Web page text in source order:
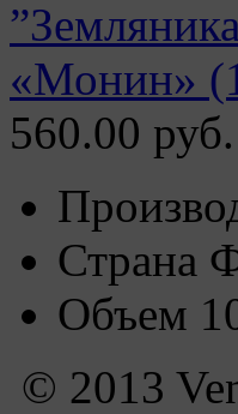
560.00 руб.
Страна
Объем
© 2013